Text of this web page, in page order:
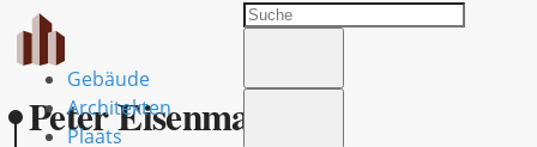
Gebäude
Architekten
Plaats
Peter Eisenman